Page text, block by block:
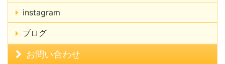
instagram
ブログ
お問い合わせ